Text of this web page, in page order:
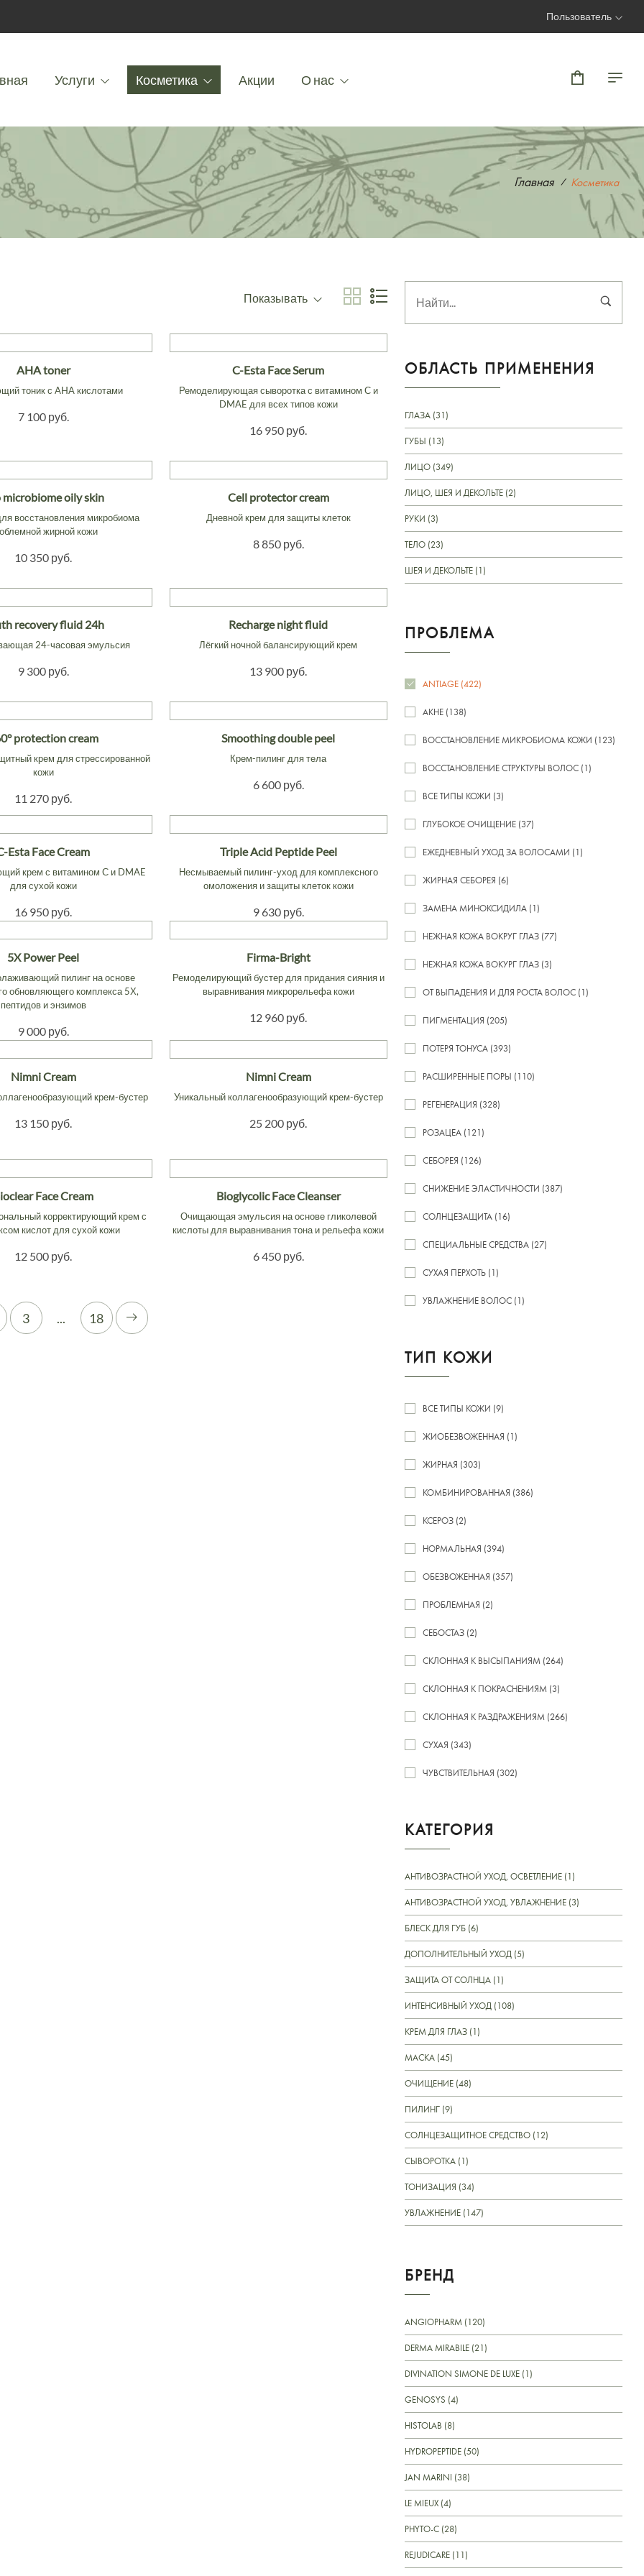
Пользователь
Услуги Косметика Акции О нас
Главная Косметика
Показывать
AHA toner
тоник с AHA кислотами
7 100 руб.
C-Esta Face Serum
Ремоделирующая сыворотка с витамином С и
DMAE для всех типов кожи
16 950 руб.
microbiome oily skin
восстановления микробиома
жирной кожи
10 350 руб.
Cell protector cream
Дневной крем для защиты клеток
8 850 руб.
recovery fluid 24h
24-часовая эмульсия
9 300 руб.
Recharge night fluid
Лёгкий ночной балансирующий крем
13 900 руб.
protection cream
крем для стрессированной
кожи
11 270 руб.
Smoothing double peel
Крем-пилинг для тела
6 600 руб.
Esta Face Cream
крем с витамином С и DMAE
для сухой кожи
16 950 руб.
Triple Acid Peptide Peel
Несмываемый пилинг-уход для комплексного
омоложения и защиты клеток кожи
9 630 руб.
5X Power Peel
пилинг на основе
обновляющего комплекса 5Х,
пептидов и энзимов
9 000 руб.
Firma-Bright
Ремоделирующий бустер для придания сияния и
выравнивания микрорельефа кожи
12 960 руб.
Nimni Cream
крем-бустер
13 150 руб.
Nimni Cream
Уникальный коллагенообразующий крем-бустер
25 200 руб.
Face Cream
корректирующий крем с
кислот для сухой кожи
12 500 руб.
Bioglycolic Face Cleanser
Очищающая эмульсия на основе гликолевой
кислоты для выравнивания тона и рельефа кожи
6 450 руб.
3 ... 18
ОБЛАСТЬ ПРИМЕНЕНИЯ
ГЛАЗА (31)
ГУБЫ (13)
ЛИЦО (349)
ЛИЦО, ШЕЯ И ДЕКОЛЬТЕ (2)
РУКИ (3)
ТЕЛО (23)
ШЕЯ И ДЕКОЛЬТЕ (1)
ПРОБЛЕМА
ANTIAGE (422)
АКНЕ (138)
ВОССТАНОВЛЕНИЕ МИКРОБИОМА КОЖИ (123)
ВОССТАНОВЛЕНИЕ СТРУКТУРЫ ВОЛОС (1)
ВСЕ ТИПЫ КОЖИ (3)
ГЛУБОКОЕ ОЧИЩЕНИЕ (37)
ЕЖЕДНЕВНЫЙ УХОД ЗА ВОЛОСАМИ (1)
ЖИРНАЯ СЕБОРЕЯ (6)
ЗАМЕНА МИНОКСИДИЛА (1)
НЕЖНАЯ КОЖА ВОКРУГ ГЛАЗ (77)
НЕЖНАЯ КОЖА ВОКУРГ ГЛАЗ (3)
ОТ ВЫПАДЕНИЯ И ДЛЯ РОСТА ВОЛОС (1)
ПИГМЕНТАЦИЯ (205)
ПОТЕРЯ ТОНУСА (393)
РАСШИРЕННЫЕ ПОРЫ (110)
РЕГЕНЕРАЦИЯ (328)
РОЗАЦЕА (121)
СЕБОРЕЯ (126)
СНИЖЕНИЕ ЭЛАСТИЧНОСТИ (387)
СОЛНЦЕЗАЩИТА (16)
СПЕЦИАЛЬНЫЕ СРЕДСТВА (27)
СУХАЯ ПЕРХОТЬ (1)
УВЛАЖНЕНИЕ ВОЛОС (1)
ТИП КОЖИ
ВСЕ ТИПЫ КОЖИ (9)
ЖИОБЕЗВОЖЕННАЯ (1)
ЖИРНАЯ (303)
КОМБИНИРОВАННАЯ (386)
КСЕРОЗ (2)
НОРМАЛЬНАЯ (394)
ОБЕЗВОЖЕННАЯ (357)
ПРОБЛЕМНАЯ (2)
СЕБОСТАЗ (2)
СКЛОННАЯ К ВЫСЫПАНИЯМ (264)
СКЛОННАЯ К ПОКРАСНЕНИЯМ (3)
СКЛОННАЯ К РАЗДРАЖЕНИЯМ (266)
СУХАЯ (343)
ЧУВСТВИТЕЛЬНАЯ (302)
КАТЕГОРИЯ
АНТИВОЗРАСТНОЙ УХОД, ОСВЕТЛЕНИЕ (1)
АНТИВОЗРАСТНОЙ УХОД, УВЛАЖНЕНИЕ (3)
БЛЕСК ДЛЯ ГУБ (6)
ДОПОЛНИТЕЛЬНЫЙ УХОД (5)
ЗАЩИТА ОТ СОЛНЦА (1)
ИНТЕНСИВНЫЙ УХОД (108)
КРЕМ ДЛЯ ГЛАЗ (1)
МАСКА (45)
ОЧИЩЕНИЕ (48)
ПИЛИНГ (9)
СОЛНЦЕЗАЩИТНОЕ СРЕДСТВО (12)
СЫВОРОТКА (1)
ТОНИЗАЦИЯ (34)
УВЛАЖНЕНИЕ (147)
БРЕНД
ANGIOPHARM (120)
DERMA MIRABILE (21)
DIVINATION SIMONE DE LUXE (1)
GENOSYS (4)
HISTOLAB (8)
HYDROPEPTIDE (50)
JAN MARINI (38)
LE MIEUX (4)
PHYTO-C (28)
REJUDICARE (11)